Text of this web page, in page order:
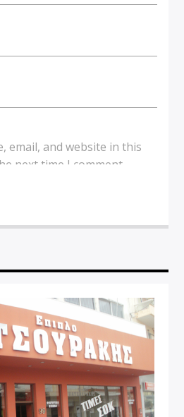
email, and website in this
next time I comment.